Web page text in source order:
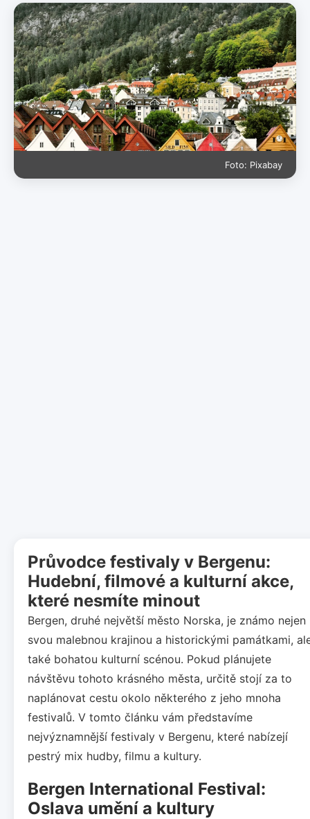
Foto: Pixabay
Průvodce festivaly v Bergenu:
Hudební, filmové a kulturní akce,
které nesmíte minout
Bergen, druhé největší město Norska, je známo nejen
svou malebnou krajinou a historickými památkami,
také bohatou kulturní scénou. Pokud plánujete
návštěvu tohoto krásného města, určitě stojí za to
naplánovat cestu okolo některého z jeho mnoha
festivalů. V tomto článku vám představíme
nejvýznamnější festivaly v Bergenu, které nabízejí
pestrý mix hudby, filmu a kultury.
Bergen International Festival:
Oslava umění a kultury